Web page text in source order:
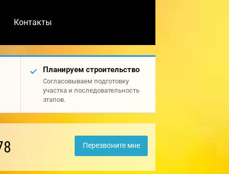
Контакты
Планируем строительство
Согласовываем подготовку
участка и последовательность
этапов.
Перезвоните мне